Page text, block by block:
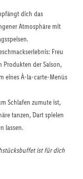
dich das
Atmosphäre mit
Freu
Produkten der Saison,
eines À-la-carte-Menüs
Schlafen zumute ist,
tanzen, Dart spielen
lassen.
ist für dich